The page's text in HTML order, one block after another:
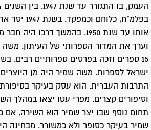
בפלמ"ח,
אותו עד שנת 1950. בהמשך דרכו
וערך את המדור הספרותי של העיתון.
ישראל לספרות. משה שמיר היה מן היוצרים
התרבות העברית. הוא עסק בעיקר בסיפורת
תחום נוסף שבו יצר שמיר הוא השירה, אם
שמיר בעיקר כסופר ולא כמשורר. מבחינה